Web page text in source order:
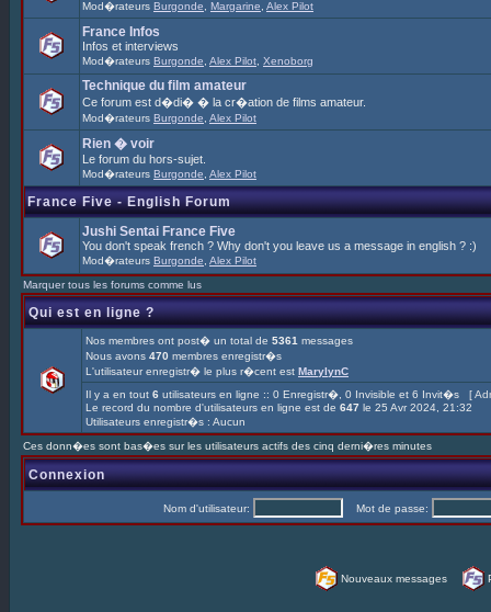
Mod�rateurs Burgonde Margarine Alex Pilot
France Infos
Infos et interviews
Mod�rateurs Burgonde Alex Pilot Xenoborg
Technique du film amateur
Ce forum est d�di� � la cr�ation de films amateur.
Mod�rateurs Burgonde Alex Pilot
Rien � voir
Le forum du hors-sujet.
Mod�rateurs Burgonde Alex Pilot
France Five - English Forum
Jushi Sentai France Five
You don't speak french ? Why don't you leave us a message in english ? :)
Mod�rateurs Burgonde Alex Pilot
Marquer tous les forums comme lus
Qui est en ligne ?
Nos membres ont post� un total de 5361 messages
Nous avons 470 membres enregistr�s
L'utilisateur enregistr� le plus r�cent est MarylynC
Il y a en tout 6 utilisateurs en ligne :: 0 Enregistr�, 0 Invisible et 6 Invit�s [
Le record du nombre d'utilisateurs en ligne est de 647 le 25 Avr 2024, 21:32
Utilisateurs enregistr�s : Aucun
Ces donn�es sont bas�es sur les utilisateurs actifs des cinq derni�res minutes
Connexion
Nom d'utilisateur: Mot de passe:
Nouveaux messages